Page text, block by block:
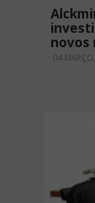
novos
04